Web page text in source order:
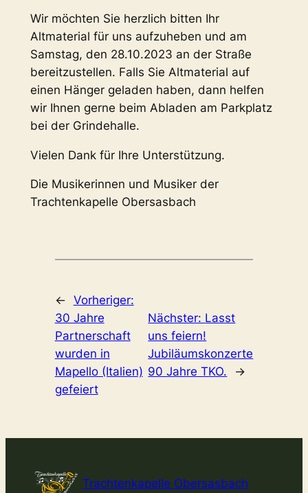
Wir möchten Sie herzlich bitten Ihr
Altmaterial für uns aufzuheben und am
Samstag, den 28.10.2023 an der Straße
bereitzustellen. Falls Sie Altmaterial auf
einen Hänger geladen haben, dann helfen
wir Ihnen gerne beim Abladen am Parkplatz
bei der Grindehalle.
Vielen Dank für Ihre Unterstützung.
Die Musikerinnen und Musiker der
Trachtenkapelle Obersasbach
← Vorheriger:
30 Jahre
Partnerschaft
wurden in
Mapello (Italien)
gefeiert
Nächster: Lasst
uns feiern!
Jubiläumskonzerte
90 Jahre TKO.
→
Trachtenkapelle Obersasbach